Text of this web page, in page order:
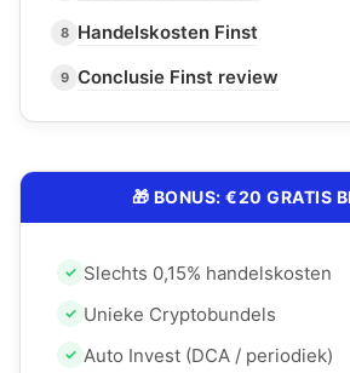
8 Handelskosten Finst
9 Conclusie Finst review
🎁 BONUS: €20 GRATIS
✓ Slechts 0,15% handelskosten
✓ Unieke Cryptobundels
✓ Auto Invest (DCA / periodiek)